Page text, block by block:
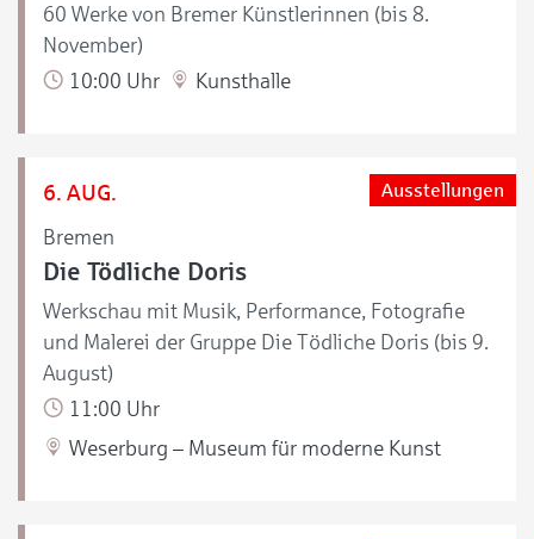
60 Werke von Bremer Künstlerinnen (bis 8.
November)
10:00 Uhr
Kunsthalle
6. AUG.
Bremen
Ausstellungen
Die Tödliche Doris
Werkschau mit Musik, Performance, Fotografie
und Malerei der Gruppe Die Tödliche Doris (bis 9.
August)
11:00 Uhr
Weserburg – Museum für moderne Kunst